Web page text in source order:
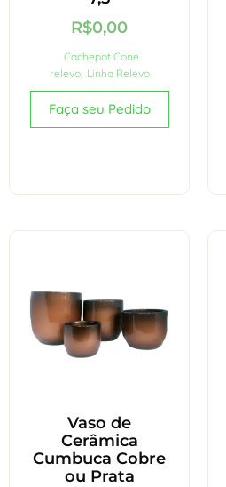
R$0,00
Cachepot Cone
relevo, Linha Relevo
Faça seu Pedido
Vaso de
Cerâmica
Cumbuca Cobre
ou Prata